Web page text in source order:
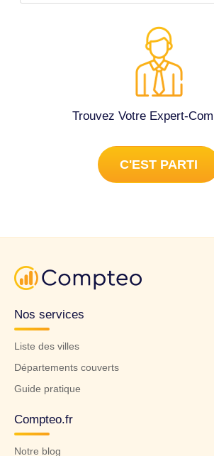
Trouvez Votre Expert-
C'EST PARTI
Nos services
Liste des villes
Départements couverts
Guide pratique
Compteo.fr
Notre blog